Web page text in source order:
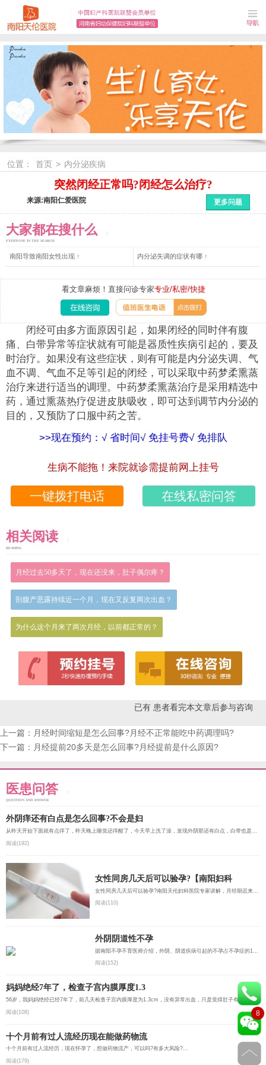
位置： 首页 > 内分泌疾病
突然闭经正常吗?闭经怎么治疗?
来源:南阳仁爱医院 更多问题
大家都在搜什么
EYERYONE IN THE SEARCH
南阳导致南阳女性出现↑ 内分泌失调的症状有哪↑
看文章麻烦！直接问诊专家专业/私密/快捷
闭经可由多方面原因引起，如果闭经的同时伴有腹
痛、白带异常等症状就有可能是器质性疾病引起的，要及
时治疗。如果没有这些症状，则有可能是内分泌失调、气
血不调、气血不足等引起的闭经，可以采取中药梦柔熏蒸
治疗来进行适当的调理。中药梦柔熏蒸治疗是采用精选中
药，通过熏蒸热疗促进皮肤吸收，即可达到调节内分泌的
目的，又预防了口服中药之苦。
>>现在预约：√ 省时间√ 免挂号费√ 免排队
生病不能拖！来院就诊需提前网上挂号
一键拨打电话 在线私密问答
相关阅读
READING
月经过去50多天了，现在还没来，肚子偶尔疼？
剖腹产恶露持续近一个月，现在又反复两次出血？
为什么这个月来了两次月经，以前都正常的？
已有 患者看完本文章后参与咨询
上一篇： 月经时间缩短是怎么回事?月经不正常能吃中药调理吗?
下一篇： 月经提前20多天是怎么回事?月经提前是什么原因?
医患问答
QUESTION AND ANSWER
外阴痒还有白点是怎么回事?不会是妇
从昨天开始下面就有点痒了，昨天晚上睡觉还痒醒了，今天早上洗了澡，发现外阴那还有白点，白带也是那种颗粒...
阅读(192)
女性同房几天后可以验孕?【南阳妇科
女性同房几天后可以验孕?南阳天伦妇科医院专家讲解，月经期迟来一个周到10天后使用早孕测试纸进行检测比较...
阅读(110)
外阴阴道性不孕
阅读(152)
妈妈绝经7年了，检查子宫内膜厚度1.3
56岁，我妈妈绝经已经7年了，前几天检查子宫内膜厚度为1.3cm，没有异常出血，只是觉得肚子有点涨涨的，该怎...
阅读(108)
十个月前有过人流经历现在能做药物流
十个月前有过人流经历，现在怀孕了，想做药物流产，可以吗?有多大风险?...
阅读(179)
8